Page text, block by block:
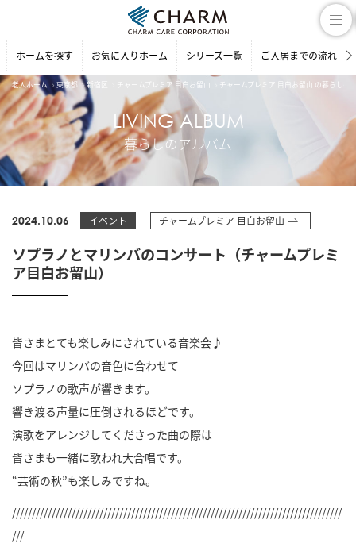
ホームを探す お気に入りホーム シリーズ一覧 ご入居までの流れ
老人ホーム 東京都 新宿区 チャームプレミア 目白お留山 チャームプレミア 目白お留山 の暮らしの
LIVING ALBUM
暮らしのアルバム
2024.10.06 イベント チャームプレミア 目白お留山
ソプラノとマリンバのコンサート（チャームプレミ
ア目白お留山）
皆さまとても楽しみにされている音楽会♪
今回はマリンバの音色に合わせて
ソプラノの歌声が響きます。
響き渡る声量に圧倒されるほどです。
演歌をアレンジしてくださった曲の際は
皆さまも一緒に歌われ大合唱です。
“芸術の秋”も楽しみですね。
///////////////////////////////////////////////////////////////////////////////////
///